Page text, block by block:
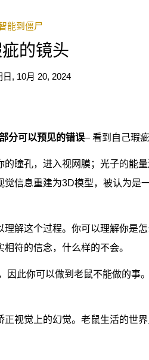
能到僵尸
的镜头
日, 10月 20, 2024
分可以预见的错误– 看到自己瑕
瞳孔，进入视网膜；光子的能
信息重建为3D模型，被认为是
理解这个过程。你可以理解你是
符的信念，什么样的不会。
因此你可以做到老鼠不能做的事
视觉上的幻觉。老鼠生活的世界